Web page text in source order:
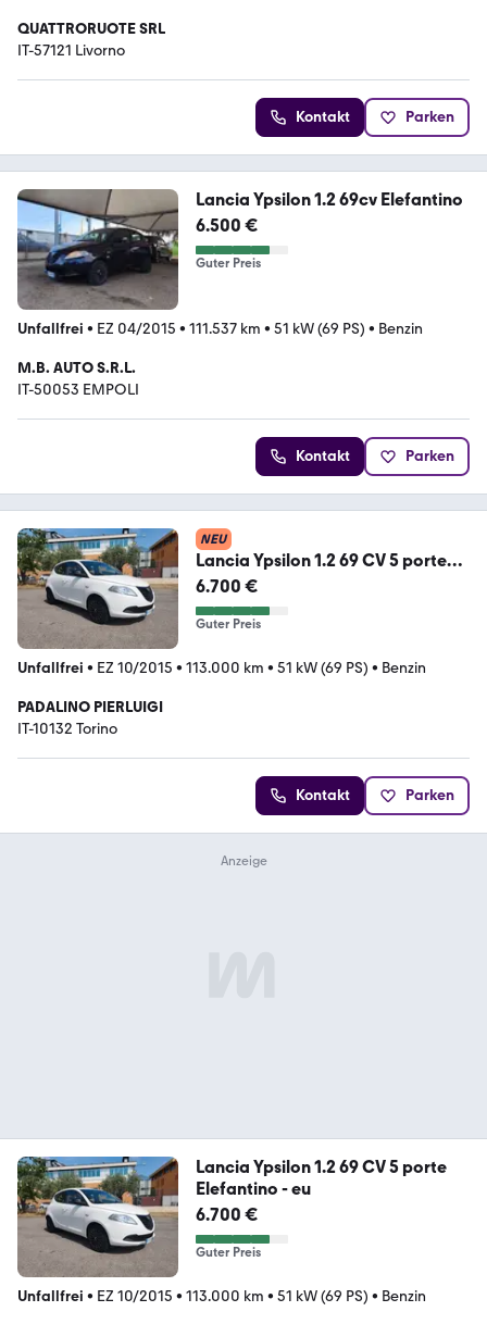
QUATTRORUOTE SRL
IT-57121 Livorno
Kontakt Parken
Lancia Ypsilon 1.2 69cv Elefantino
6.500 €
Guter Preis
Unfallfrei • EZ 04/2015 • 111.537 km • 51 kW (69 PS) • Benzin
M.B. AUTO S.R.L.
IT-50053 EMPOLI
Kontakt Parken
NEU
Lancia Ypsilon 1.2 69 CV 5 porte
Elefantino - eu
6.700 €
Guter Preis
Unfallfrei • EZ 10/2015 • 113.000 km • 51 kW (69 PS) • Benzin
PADALINO PIERLUIGI
IT-10132 Torino
Kontakt Parken
Lancia Ypsilon 1.2 69 CV 5 porte
Elefantino - eu
6.700 €
Guter Preis
Unfallfrei • EZ 10/2015 • 113.000 km • 51 kW (69 PS) • Benzin